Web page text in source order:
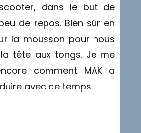
dans le but de
de repos. Bien sûr en
la mousson pour nous
tête aux tongs. Je me
comment MAK a
avec ce temps.